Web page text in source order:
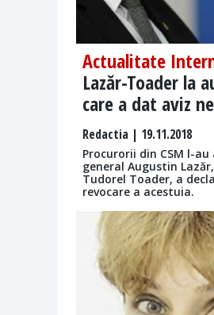
Actualitate
Lazăr-Toader la
care a dat aviz
Redactia | 19.11.2018
Procurorii din CSM l-
general Augustin
Tudorel Toader, a
revocare a acestuia.